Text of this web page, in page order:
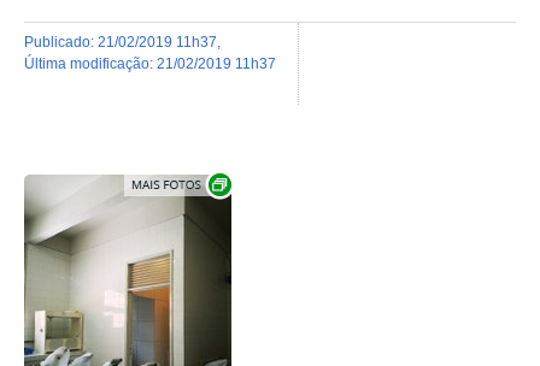
publicado: 21/02/2019 11h37
última modificação: 21/02/2019 11h37